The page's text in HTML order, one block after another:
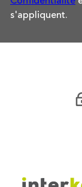
s'appliquent.